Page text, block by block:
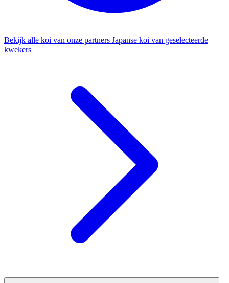
Bekijk alle koi van onze partners Japanse koi van geselecteerde
kwekers